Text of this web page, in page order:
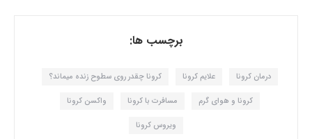
برچسب ها:
درمان کرونا علایم کرونا کرونا چقدر روی سطوح زنده میماند؟
کرونا و هوای گرم مسافرت با کرونا واکسن کرونا
ویروس کرونا